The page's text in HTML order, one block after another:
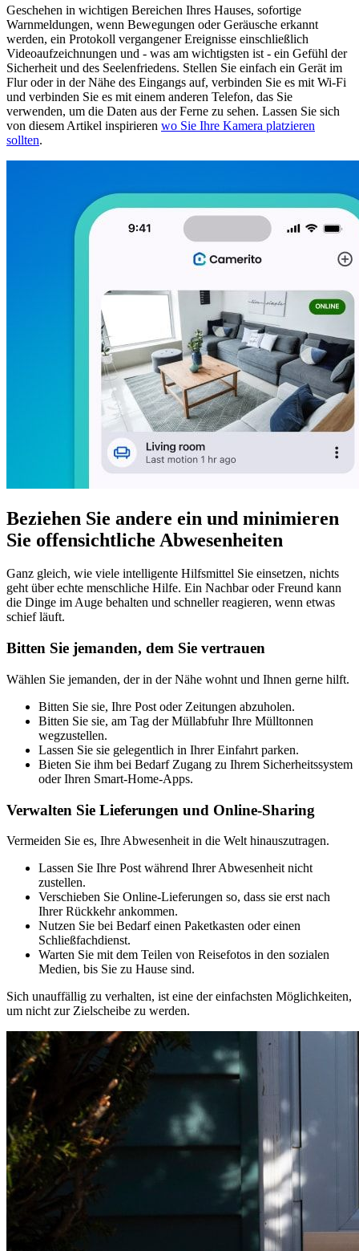
Geschehen in wichtigen Bereichen Ihres Hauses, sofortige
Warnmeldungen, wenn Bewegungen oder Geräusche erkannt
werden, ein Protokoll vergangener Ereignisse einschließlich
Videoaufzeichnungen und - was am wichtigsten ist - ein Gefühl der
Sicherheit und des Seelenfriedens. Stellen Sie einfach ein Gerät im
Flur oder in der Nähe des Eingangs auf, verbinden Sie es mit Wi-Fi
und verbinden Sie es mit einem anderen Telefon, das Sie
verwenden, um die Daten aus der Ferne zu sehen. Lassen Sie sich
von diesem Artikel inspirieren wo Sie Ihre Kamera platzieren
sollten.
Beziehen Sie andere ein und minimieren
Sie offensichtliche Abwesenheiten
Ganz gleich, wie viele intelligente Hilfsmittel Sie einsetzen, nichts
geht über echte menschliche Hilfe. Ein Nachbar oder Freund kann
die Dinge im Auge behalten und schneller reagieren, wenn etwas
schief läuft.
Bitten Sie jemanden, dem Sie vertrauen
Wählen Sie jemanden, der in der Nähe wohnt und Ihnen gerne hilft.
Bitten Sie sie, Ihre Post oder Zeitungen abzuholen.
Bitten Sie sie, am Tag der Müllabfuhr Ihre Mülltonnen
wegzustellen.
Lassen Sie sie gelegentlich in Ihrer Einfahrt parken.
Bieten Sie ihm bei Bedarf Zugang zu Ihrem Sicherheitssystem
oder Ihren Smart-Home-Apps.
Verwalten Sie Lieferungen und Online-Sharing
Vermeiden Sie es, Ihre Abwesenheit in die Welt hinauszutragen.
Lassen Sie Ihre Post während Ihrer Abwesenheit nicht
zustellen.
Verschieben Sie Online-Lieferungen so, dass sie erst nach
Ihrer Rückkehr ankommen.
Nutzen Sie bei Bedarf einen Paketkasten oder einen
Schließfachdienst.
Warten Sie mit dem Teilen von Reisefotos in den sozialen
Medien, bis Sie zu Hause sind.
Sich unauffällig zu verhalten, ist eine der einfachsten Möglichkeiten,
um nicht zur Zielscheibe zu werden.